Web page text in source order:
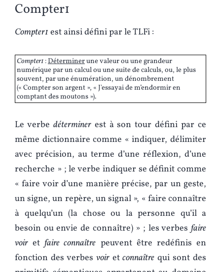
Compter1
Compter1est ainsi défini par le TLFi :
Compter1 :Déterminerune valeur ou une grandeur
numérique par un calcul ou une suite de calculs, ou, le plus
souvent, par une énumération, un dénombrement
(« Compter son argent », « J'essayai de m’endormir en
comptant des moutons »).
Le verbe déterminerest à son tour défini par ce
même dictionnaire comme « indiquer, délimiter
avec précision, au terme d’une réflexion, d’une
recherche » ; le verbe indiquer se définit comme
« faire voir d’une manière précise, par un geste,
un signe, un repère, un signal », « faire connaître
à quelqu’un (la chose ou la personne qu’il a
besoin ou envie de connaître) » ; les verbes faire
voir etfaire connaître peuvent être redéfinis en
fonction des verbes voiretconnaître qui sont des